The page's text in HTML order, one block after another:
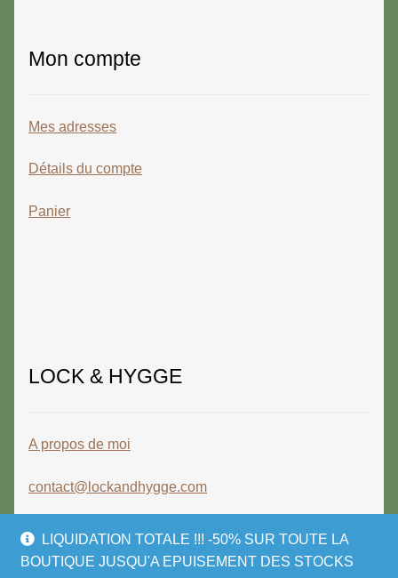
LIQUIDATION TOTALE !!! -50% SUR TOUTE LA
BOUTIQUE JUSQU'A EPUISEMENT DES STOCKS
Mon compte
Mes adresses
Détails du compte
Panier
LOCK & HYGGE
A propos de moi
contact@lockandhygge.com